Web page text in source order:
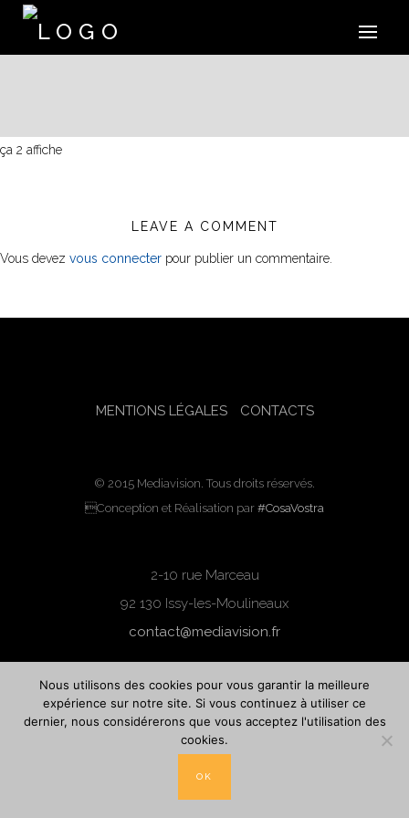
ça 2 affiche
LEAVE A COMMENT
Vous devez vous connecter pour publier un commentaire.
MENTIONS LÉGALES CONTACTS
© 2015 Mediavision. Tous droits réservés.
Conception et Réalisation par #CosaVostra
2-10 rue Marceau
92 130 Issy-les-Moulineaux
contact@mediavision.fr
Nous utilisons des cookies pour vous garantir la meilleure
expérience sur notre site. Si vous continuez à utiliser ce
dernier, nous considérerons que vous acceptez l'utilisation des
cookies.
OK